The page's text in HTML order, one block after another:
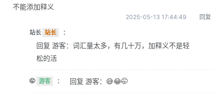
不能添加释义
2025-05-13 17:44:49 回复
站长 站长 ：
回复 游客：词汇量太多，有几十万，加释义不是轻
松的活
🤭 游客 ： 回复 游客：😅😂🤭